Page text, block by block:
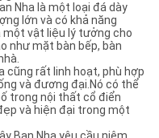
Nha là một loại đá dày
lớn và có khả năng
một vật liệu lý tưởng cho
như mặt bàn bếp, bàn
cũng rất linh hoạt, phù hợp
và đương đại.Nó có thể
trong nội thất cổ điển
và hiện đại trong một